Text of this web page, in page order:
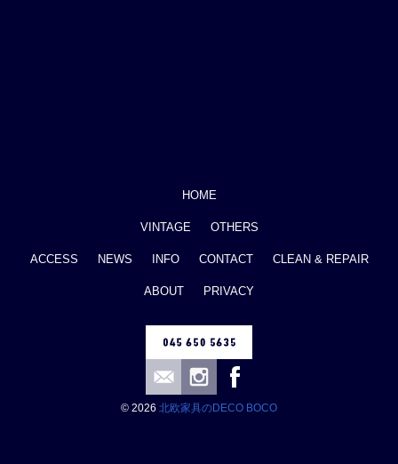
HOME
VINTAGE OTHERS
ACCESS NEWS INFO CONTACT CLEAN & REPAIR
ABOUT PRIVACY
© 2026 北欧家具のDECO BOCO